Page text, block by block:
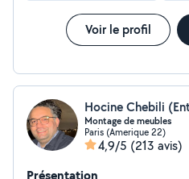
Voir le profil
Hocine Chebili
Montage de meubles
Paris (Amerique 22)
4,9/5 (213 avis)
Présentation